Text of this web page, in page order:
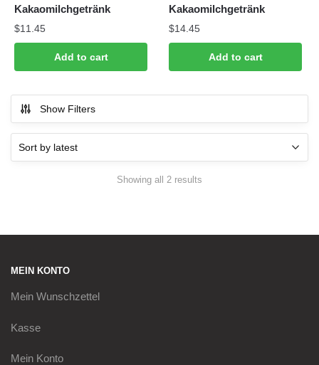
Kakaomilchgetränk
$11.45
Add to cart
Kakaomilchgetränk
$14.45
Add to cart
Show Filters
Showing all 2 results
MEIN KONTO
Mein Wunschzettel
Kasse
Mein Konto